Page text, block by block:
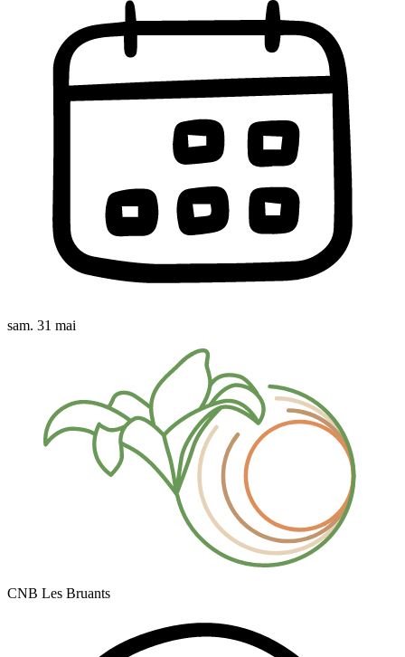
sam. 31 mai
CNB Les Bruants